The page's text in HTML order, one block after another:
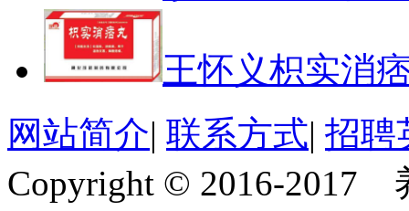
王怀义枳实消
网站简介| 联系方式| 招聘
Copyright © 2016-2017